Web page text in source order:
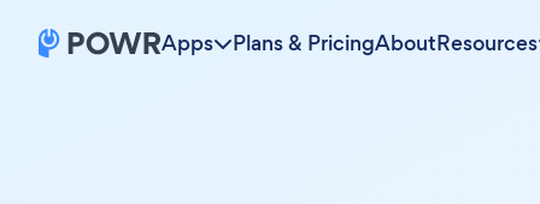
Apps Plans & PricingAboutResources